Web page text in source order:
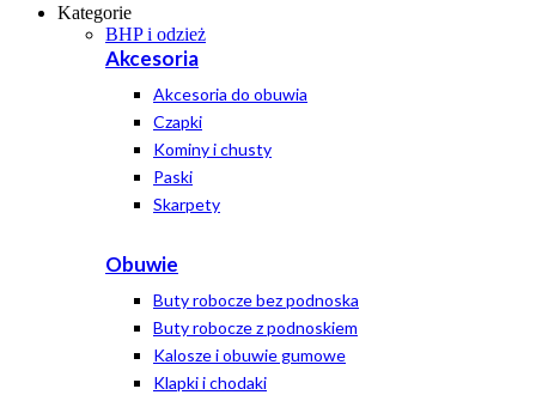
Kategorie
BHP i odzież
Akcesoria
Akcesoria do obuwia
Czapki
Kominy i chusty
Paski
Skarpety
Obuwie
Buty robocze bez podnoska
Buty robocze z podnoskiem
Kalosze i obuwie gumowe
Klapki i chodaki